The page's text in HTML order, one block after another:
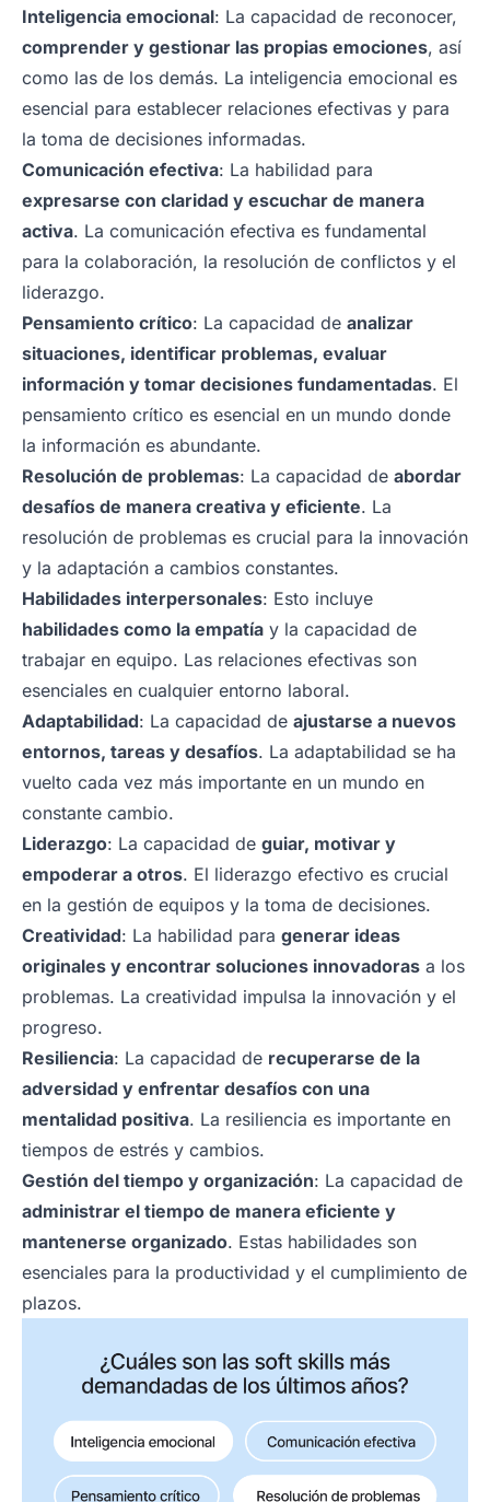
Inteligencia emocional: La capacidad de reconocer,
comprender y gestionar las propias emociones, así
como las de los demás. La inteligencia emocional es
esencial para establecer relaciones efectivas y para
la toma de decisiones informadas.
Comunicación efectiva: La habilidad para
expresarse con claridad y escuchar de manera
activa. La comunicación efectiva es fundamental
para la colaboración, la resolución de conflictos y el
liderazgo.
Pensamiento crítico: La capacidad de analizar
situaciones, identificar problemas, evaluar
información y tomar decisiones fundamentadas. El
pensamiento crítico es esencial en un mundo donde
la información es abundante.
Resolución de problemas: La capacidad de abordar
desafíos de manera creativa y eficiente. La
resolución de problemas es crucial para la innovación
y la adaptación a cambios constantes.
Habilidades interpersonales: Esto incluye
habilidades como la empatía y la capacidad de
trabajar en equipo. Las relaciones efectivas son
esenciales en cualquier entorno laboral.
Adaptabilidad: La capacidad de ajustarse a nuevos
entornos, tareas y desafíos. La adaptabilidad se ha
vuelto cada vez más importante en un mundo en
constante cambio.
Liderazgo: La capacidad de guiar, motivar y
empoderar a otros. El liderazgo efectivo es crucial
en la gestión de equipos y la toma de decisiones.
Creatividad: La habilidad para generar ideas
originales y encontrar soluciones innovadoras a los
problemas. La creatividad impulsa la innovación y el
progreso.
Resiliencia: La capacidad de recuperarse de la
adversidad y enfrentar desafíos con una
mentalidad positiva. La resiliencia es importante en
tiempos de estrés y cambios.
Gestión del tiempo y organización: La capacidad de
administrar el tiempo de manera eficiente y
mantenerse organizado. Estas habilidades son
esenciales para la productividad y el cumplimiento de
plazos.